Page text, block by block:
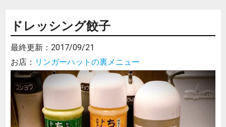
ドレッシング餃子
最終更新： 2017/09/21
お店： リンガーハットの裏メニュー